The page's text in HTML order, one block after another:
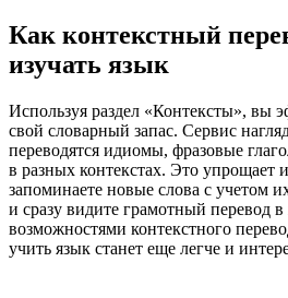
Как контекстный
изучать язык
Используя раздел «Контексты», вы
свой словарный запас. Сервис
переводятся идиомы, фразовые
в разных контекстах. Это упрощает
запоминаете новые слова с учетом
и сразу видите грамотный перевод
возможностями контекстного
учить язык станет еще легче и